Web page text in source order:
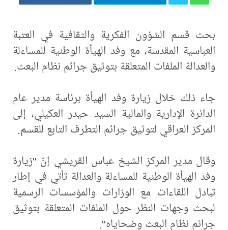
بحث قسم الشؤون الفكرية والثقافية في العتبة
العباسية المقدسة، مع وفد الهيأة الوطنية للمساءلة
والعدالة الملفات المتعلقة بتوثيق جرائم نظام البعث.
جاء ذلك خلال زيارة وفد الهيأة برئاسة مدير عام
الدائرة الإدارية والمالية السيد حيدر العكيلي، إلى
المركز العراقي لتوثيق جرائم التطرف التابع للقسم.
وقال مدير المركز الشيخ عباس القريشي إنّ "زيارة
وفد الهيأة الوطنية للمساءلة والعدالة تأتي في إطار
تبادل اللقاءات مع الوزارات والمؤسسات الرسمية
لبحث وجهات النظر حول الملفات المتعلقة بتوثيق
جرائم نظام البعث وضحاياه".